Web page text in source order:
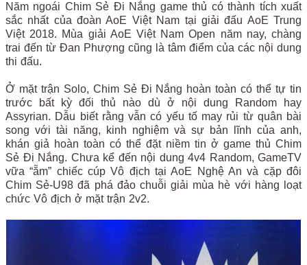
Năm ngoái Chim Sẻ Đi Nắng game thủ có thành tích xuất
sắc nhất của đoàn AoE Việt Nam tại giải đấu AoE Trung
Việt 2018. Mùa giải AoE Việt Nam Open năm nay, chàng
trai đến từ Đan Phượng cũng là tâm điểm của các nội dung
thi đấu.
Ở mặt trận Solo, Chim Sẻ Đi Nắng hoàn toàn có thể tự tin
trước bất kỳ đối thủ nào dù ở nội dung Random hay
Assyrian. Dẫu biết rằng vẫn có yếu tố may rủi từ quân bài
song với tài năng, kinh nghiệm và sự bản lĩnh của anh,
khán giả hoàn toàn có thể đặt niềm tin ở game thủ Chim
Sẻ Đi Nắng. Chưa kể đến nội dung 4v4 Random, GameTV
vữa “ẵm” chiếc cúp Vô địch tại AoE Nghệ An và cặp đôi
Chim Sẻ-U98 đã phá đảo chuỗi giải mùa hè với hàng loạt
chức Vô địch ở mặt trận 2v2.